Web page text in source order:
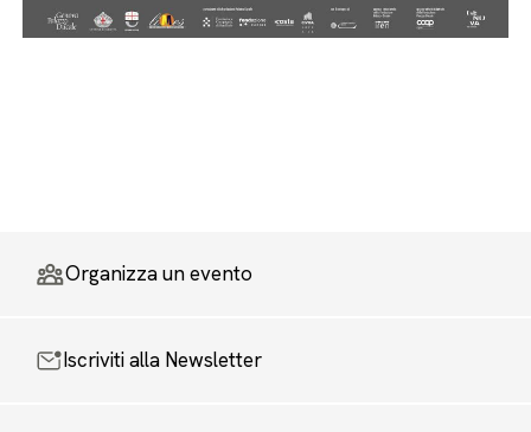
Organizza un evento
Iscriviti alla Newsletter